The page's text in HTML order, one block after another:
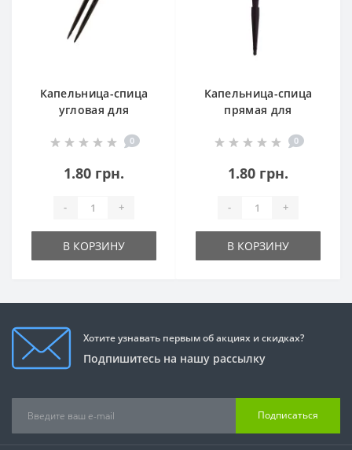
Капельница-спица
угловая для
0
1.80 грн.
- +
В КОРЗИНУ
Капельница-спица
прямая для
микрополива
0
1.80 грн.
- +
В КОРЗИНУ
Хотите узнавать первым об акциях и скидках?
Подпишитесь на нашу рассылку
Подписаться